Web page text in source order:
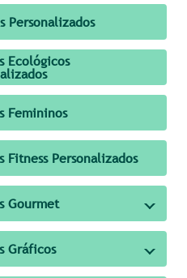
Personalizados
Ecológicos
Femininos
Fitness Personalizados
Gourmet
Gráficos